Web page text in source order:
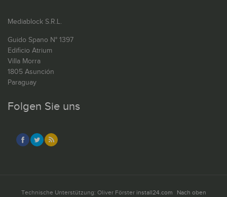
Mediablock S.R.L.
Guido Spano N° 1397
Edificio Atrium
Villa Morra
1805 Asunción
Paraguay
Folgen Sie uns
Technische Unterstützung: Oliver Förster install24.com Nach oben